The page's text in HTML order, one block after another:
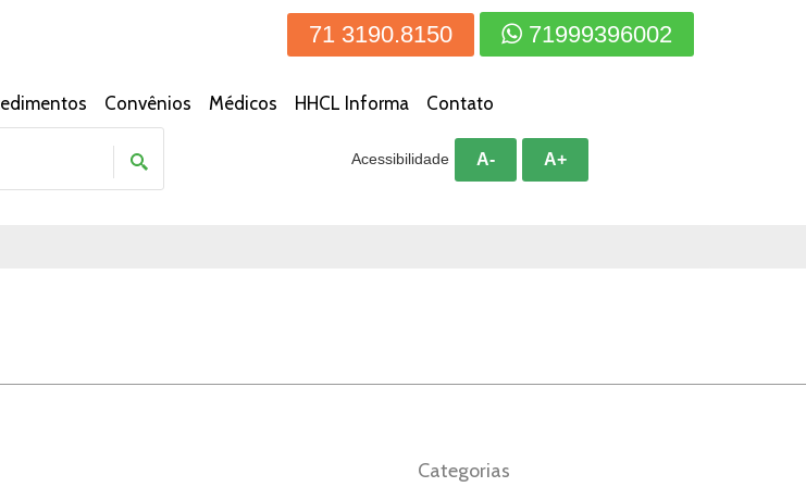
71 3190.8150 71999396002
Convênios Médicos HHCL Informa Contato
Acessibilidade A- A+
Categorias